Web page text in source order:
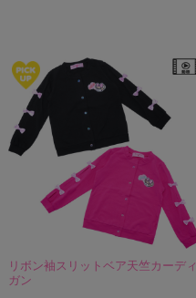
リボン袖スリットベア天竺カーディ
ガン